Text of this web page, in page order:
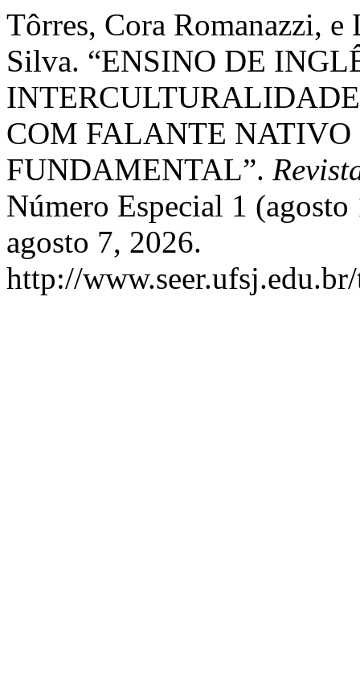
Tôrres, Cora Romanazzi, e
Silva. “ENSINO DE
COM FALANTE
FUNDAMENTAL”.
Número Especial 1
agosto 7, 2026.
http://